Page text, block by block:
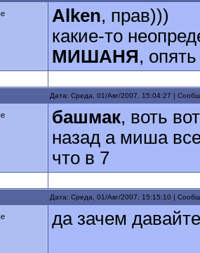
Alken, прав)))
какие-то
МИШАНЯ,
Дата: Среда, 01/Авг/2007, 15:04:27 |
башмак, воть
назад а миша
что в 7
Дата: Среда, 01/Авг/2007, 15:15:10 |
да зачем